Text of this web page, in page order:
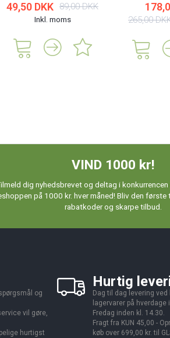
49,50 DKK 89,00 DKK
Inkl. moms 265,00
VIND 1000 kr!
dig nyhedsbrevet og deltag i
på 1000 kr. hver måned! Bliv den første
rabatkoder og skarpe tilbud.
og
vil gøre,
hurtigst
Hurtig
Dag til dag levering
lagervarer på hverdage
Fredag inden kl. 14.30.
Fragt fra KUN 45,00 -
køb over 699,00 kr. til